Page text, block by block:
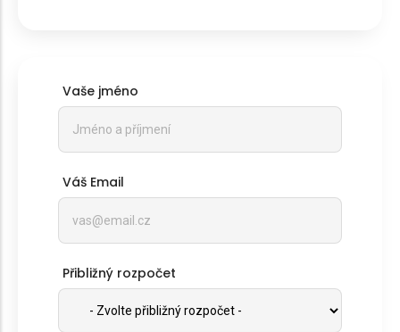
Vaše jméno
Váš Email
Přibližný rozpočet